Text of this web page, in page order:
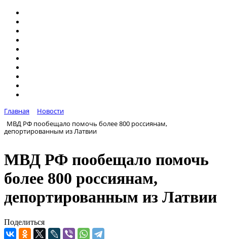
Главная
Новости
МВД РФ пообещало помочь более 800 россиянам,
депортированным из Латвии
МВД РФ пообещало помочь
более 800 россиянам,
депортированным из Латвии
Поделиться